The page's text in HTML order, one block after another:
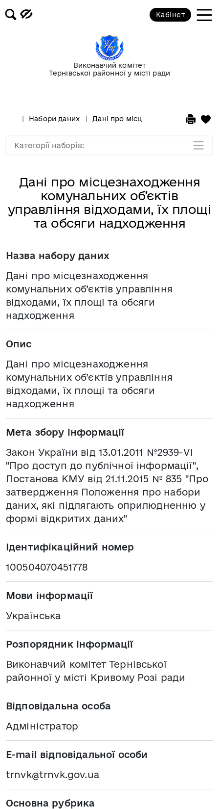
Виконавчий комітет
Тернівської районної у місті ради
Кабінет
Набори даних Дані про місцезнаходження
Дані про місцезнаходження
комунальних об’єктів
управління відходами, їх площі
та обсяги надходження
Назва набору даних
Дані про місцезнаходження
комунальних об’єктів управління
відходами, їх площі та обсяги
надходження
Опис
Дані про місцезнаходження
комунальних об’єктів управління
відходами, їх площі та обсяги
надходження
Мета збору інформації
Закон України від 13.01.2011 №2939-VI
"Про доступ до публічної інформації",
Постанова КМУ від 21.11.2015 № 835 "Про
затвердження Положення про набори
даних, які підлягають оприлюдненню у
формі відкритих даних"
Ідентифікаційний номер
100504070451778
Мови інформації
Українська
Розпорядник інформації
Виконавчий комітет Тернівської
районної у місті Кривому Розі ради
Відповідальна особа
Адміністратор
E-mail відповідальної особи
trnvk@trnvk.gov.ua
Основна рубрика
Категорії наборів: